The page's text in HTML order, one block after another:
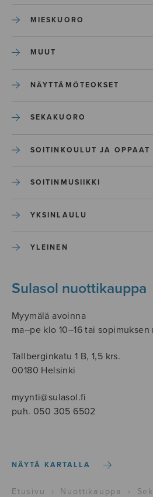
MIESKUORO
MUUT
NÄYTTÄMÖTEOKSET
SEKAKUORO
SOITINKOULUT JA OPPAAT
SOITINMUSIIKKI
YKSINLAULU
YLEINEN
Sulasol nuottikauppa
Myymälä avoinna
ma–pe klo 10–16 tai sopimuksen
Tallberginkatu 1 B, 1,5 krs.
00180 Helsinki
myynti@sulasol.fi
puh. 050 305 6502
NÄYTÄ KARTALLA
Etusivu › Nuottikauppa ›